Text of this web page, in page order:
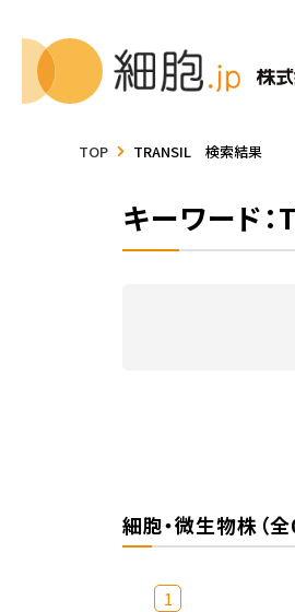
TOP TRANSIL 検索結果
キーワード
細胞・微生物株（全
1